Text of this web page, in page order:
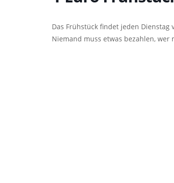
Das Frühstück findet jeden Dienstag
Niemand muss etwas bezahlen, wer